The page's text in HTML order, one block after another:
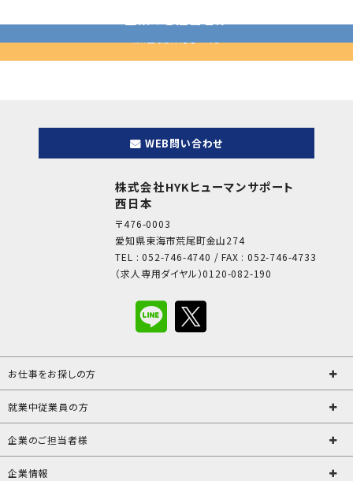
WEB問い合わせ
株式会社HYKヒューマンサポート
西日本
〒476-0003
愛知県東海市荒尾町金山274
TEL : 052-746-4740 / FAX : 052-746-4733
（求人専用ダイヤル）0120-082-190
お仕事をお探しの方
就業中従業員の方
企業のご担当者様
企業情報